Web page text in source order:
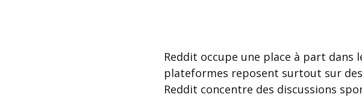
Reddit occupe une place à part dans
plateformes reposent surtout sur
Reddit concentre des discussions